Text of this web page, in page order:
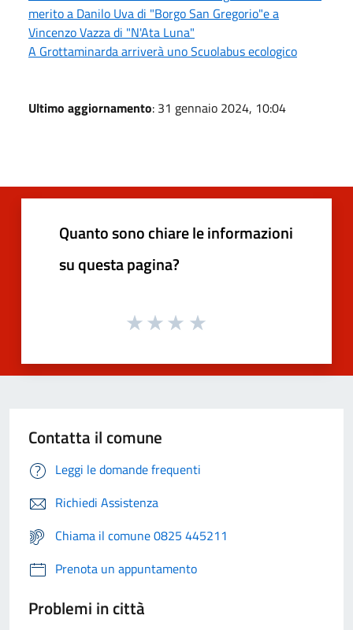
merito a Danilo Uva di "Borgo San Gregorio"e a
Vincenzo Vazza di "N'Ata Luna"
A Grottaminarda arriverà uno Scuolabus ecologico
Ultimo aggiornamento: 31 gennaio 2024, 10:04
Quanto sono chiare le informazioni
su questa pagina?
Contatta il comune
Leggi le domande frequenti
Richiedi Assistenza
Chiama il comune 0825 445211
Prenota un appuntamento
Problemi in città